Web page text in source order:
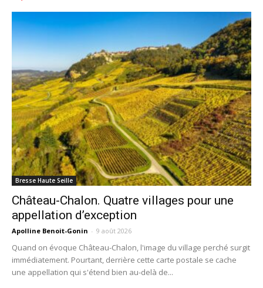
Bresse Haute Seille
Château-Chalon. Quatre villages pour une
appellation d’exception
Apolline Benoit-Gonin - 9 août 2026
Quand on évoque Château-Chalon, l'image du village perché surgit
immédiatement. Pourtant, derrière cette carte postale se cache
une appellation qui s'étend bien au-delà de...